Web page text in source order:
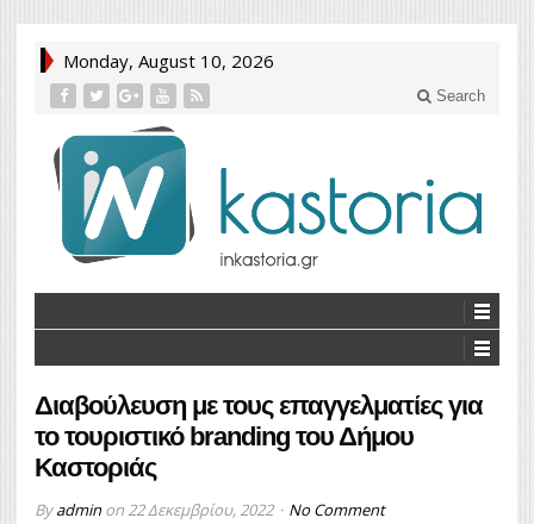
Monday, August 10, 2026
Search
Διαβούλευση με τους επαγγελματίες για
το τουριστικό branding του Δήμου
Καστοριάς
Byadminon 22 Δεκεμβρίου, 2022 No Comment